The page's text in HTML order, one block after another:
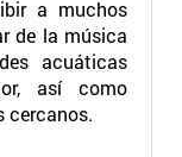
a muchos
de la música
acuáticas
así como
cercanos.